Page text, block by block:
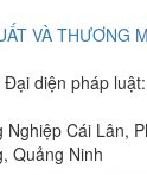
VÀ THƯƠNG
Đại diện pháp
Cái Lân,
Quảng Ninh